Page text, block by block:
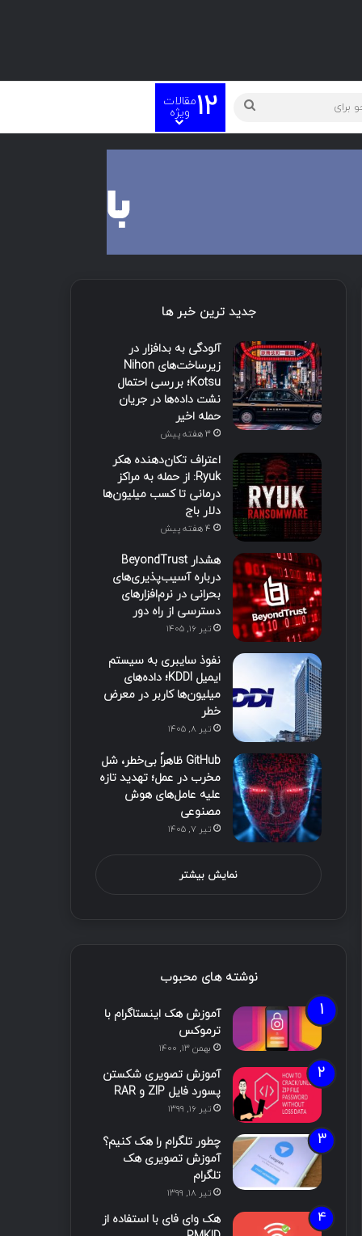
جستجو
برای
12مقالات
ویژه
جدید ترین خبر ها
آلودگی به بدافزار در
زیرساخت‌های Nihon
Kotsu؛ بررسی احتمال
نشت داده‌ها در جریان
حمله اخیر
3 هفته پیش
اعتراف تکان‌دهنده هکر
Ryuk: از حمله به مراکز
درمانی تا کسب میلیون‌ها
دلار باج
4 هفته پیش
هشدار BeyondTrust
درباره آسیب‌پذیری‌های
بحرانی در نرم‌افزارهای
دسترسی از راه دور
تیر ۱۶, ۱۴۰۵
نفوذ سایبری به سیستم
ایمیل KDDI؛ داده‌های
میلیون‌ها کاربر در معرض
خطر
تیر ۸, ۱۴۰۵
GitHub ظاهراً بی‌خطر، شل
مخرب در عمل؛ تهدید تازه
علیه عامل‌های هوش
مصنوعی
تیر ۷, ۱۴۰۵
نمایش بیشتر
نوشته های محبوب
آموزش هک اینستاگرام با
ترموکس
بهمن ۱۳, ۱۴۰۰
آموزش تصویری شکستن
پسورد فایل ZIP و RAR
تیر ۱۶, ۱۳۹۹
چطور تلگرام را هک کنیم؟
آموزش تصویری هک
تلگرام
تیر ۱۸, ۱۳۹۹
هک وای فای با استفاده از